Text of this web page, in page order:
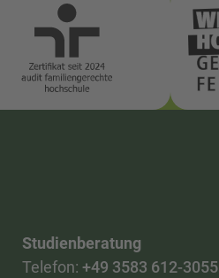
Studienberatung
Telefon: +49 3583 612-3055